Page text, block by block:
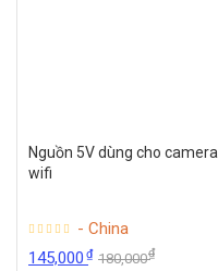
Nguồn 5V dùng cho camera
wifi
- China
145,000₫ 180,000₫